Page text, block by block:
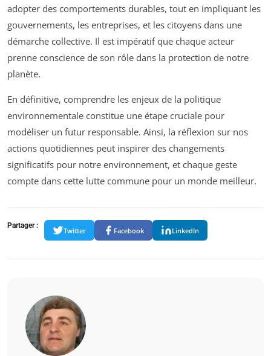
adopter des comportements durables, tout en impliquant les
gouvernements, les entreprises, et les citoyens dans une
démarche collective. Il est impératif que chaque acteur
prenne conscience de son rôle dans la protection de notre
planète.
En définitive, comprendre les enjeux de la politique
environnementale constitue une étape cruciale pour
modéliser un futur responsable. Ainsi, la réflexion sur nos
actions quotidiennes peut inspirer des changements
significatifs pour notre environnement, et chaque geste
compte dans cette lutte commune pour un monde meilleur.
Partager :
Twitter Facebook LinkedIn